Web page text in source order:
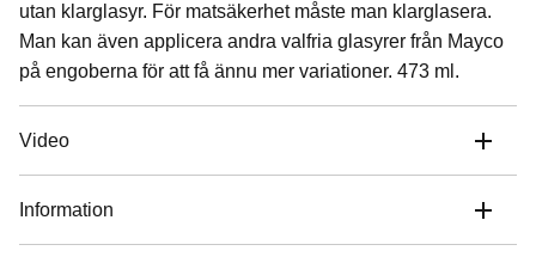
utan klarglasyr. För matsäkerhet måste man klarglasera.
Man kan även applicera andra valfria glasyrer från Mayco
på engoberna för att få ännu mer variationer. 473 ml.
Video
Information